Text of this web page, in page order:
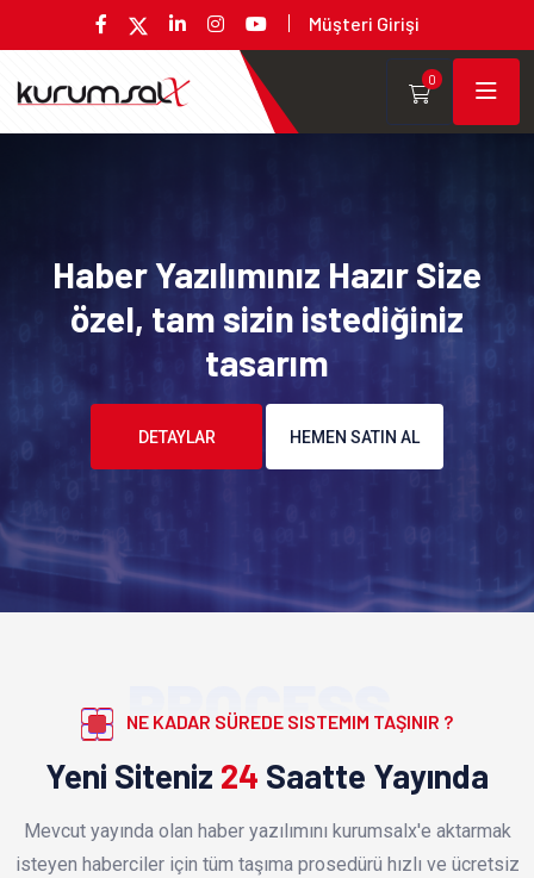
Müşteri Girişi
0
Haber Yazılımınız Hazır Size
özel, tam sizin istediğiniz
tasarım
DETAYLAR HEMEN SATIN AL
PROCESS
NE KADAR SÜREDE SISTEMIM TAŞINIR ?
Yeni Siteniz 24 Saatte Yayında
Mevcut yayında olan haber yazılımını kurumsalx'e aktarmak
isteyen haberciler için tüm taşıma prosedürü hızlı ve ücretsiz